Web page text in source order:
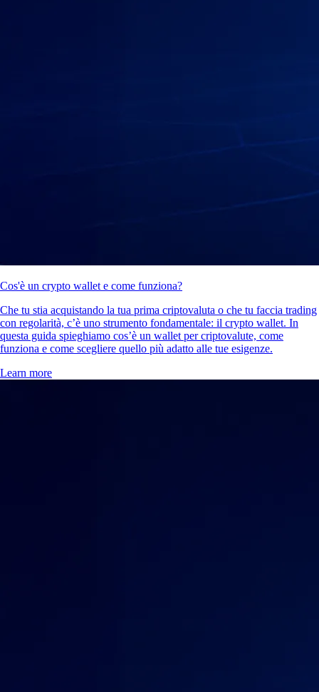
Cos'è un crypto wallet e come funziona?
Che tu stia acquistando la tua prima criptovaluta o che tu faccia trading
con regolarità, c’è uno strumento fondamentale: il crypto wallet. In
questa guida spieghiamo cos’è un wallet per criptovalute, come
funziona e come scegliere quello più adatto alle tue esigenze.
Learn more